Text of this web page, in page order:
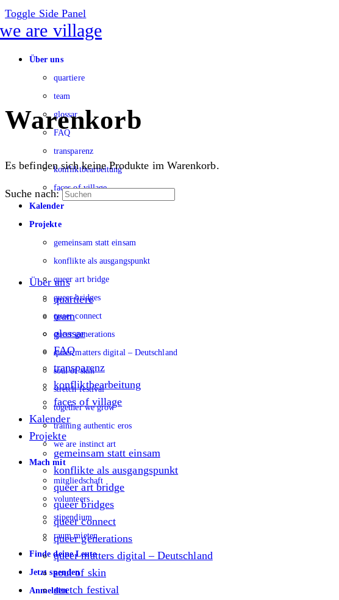
Toggle Side Panel
Über uns
quartiere
team
glossar
FAQ
transparenz
konfliktbearbeitung
faces of village
Kalender
Projekte
gemeinsam statt einsam
konflikte als ausgangspunkt
queer art bridge
queer bridges
queer connect
queer generations
queer matters digital – Deutschland
soul of skin
stretch festival
together we grow
training authentic eros
we are instinct art
Mach mit
mitgliedschaft
volunteers
stipendium
raum mieten
Finde deine Leute
Jetzt spenden
Anmelden
Warenkorb
Es befinden sich keine Produkte im Warenkorb.
Suche nach:
Über uns
quartiere
team
glossar
FAQ
transparenz
konfliktbearbeitung
faces of village
Kalender
Projekte
gemeinsam statt einsam
konflikte als ausgangspunkt
queer art bridge
queer bridges
queer connect
queer generations
queer matters digital – Deutschland
soul of skin
stretch festival